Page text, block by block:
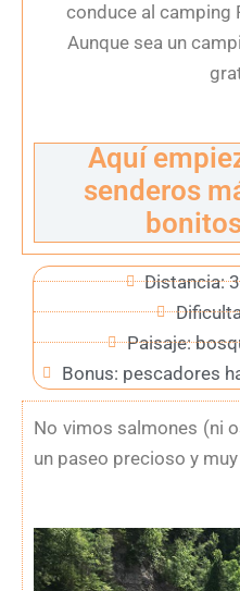
conduce al camping
Aunque sea un
Aquí
senderos
Distancia:
Paisaje:
Bonus: pescadores
No vimos salmones (ni
un paseo precioso y muy